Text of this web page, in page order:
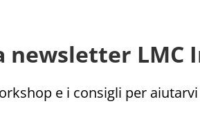
LMC
e i consigli per